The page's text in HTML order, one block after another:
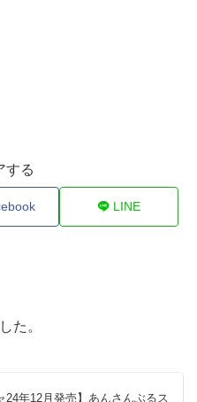
する
LINE
た。
24年12月発売】あんさんぶるス